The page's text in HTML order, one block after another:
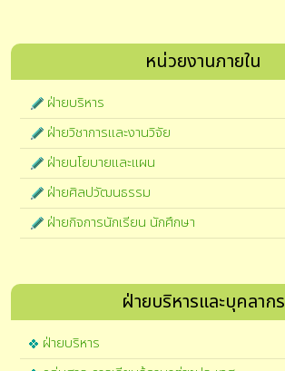
หน่วยงานภายใน
ฝ่ายบริหาร
ฝ่ายวิชาการและงานวิจัย
ฝ่ายนโยบายและแผน
ฝ่ายศิลปวัฒนธรรม
ฝ่ายกิจการนักเรียน นักศึกษา
ฝ่ายบริหารและบุคลากร
ฝ่ายบริหาร